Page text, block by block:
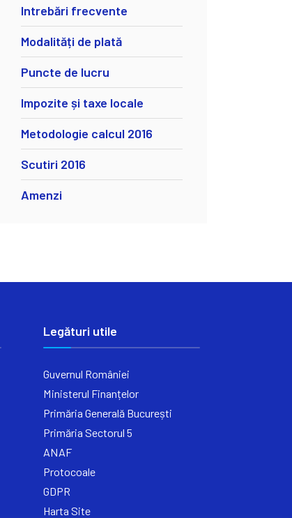
Intrebări frecvente
Modalități de plată
Puncte de lucru
Impozite și taxe locale
Metodologie calcul 2016
Scutiri 2016
Amenzi
Legături utile
Guvernul României
Ministerul Finanțelor
Primăria Generală București
Primăria Sectorul 5
ANAF
Protocoale
GDPR
Harta Site